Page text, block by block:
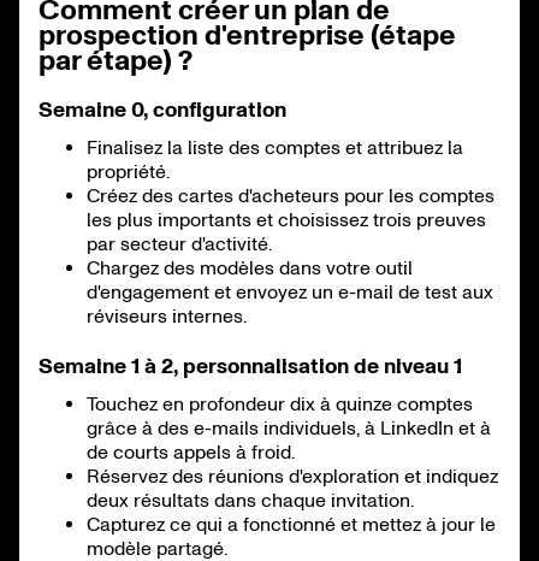
Comment créer un plan de
prospection d'entreprise (étape
par étape) ?
Semaine 0, configuration
Finalisez la liste des comptes et attribuez la
propriété.
Créez des cartes d'acheteurs pour les comptes
les plus importants et choisissez trois preuves
par secteur d'activité.
Chargez des modèles dans votre outil
d'engagement et envoyez un e-mail de test aux
réviseurs internes.
Semaine 1 à 2, personnalisation de niveau 1
Touchez en profondeur dix à quinze comptes
grâce à des e-mails individuels, à LinkedIn et à
de courts appels à froid.
Réservez des réunions d'exploration et indiquez
deux résultats dans chaque invitation.
Capturez ce qui a fonctionné et mettez à jour le
modèle partagé.